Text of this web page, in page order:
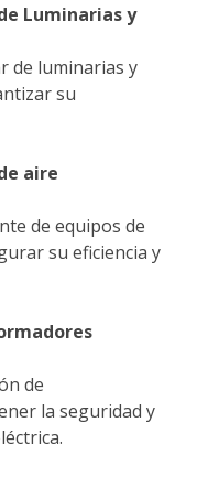
Luminarias y
de luminarias y
su
aire
de equipos de
su eficiencia y
de
la seguridad y